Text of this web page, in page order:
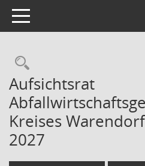
Toggle navigation
Rechercheauswahl
Aufsichtsrat
Kreises
2027